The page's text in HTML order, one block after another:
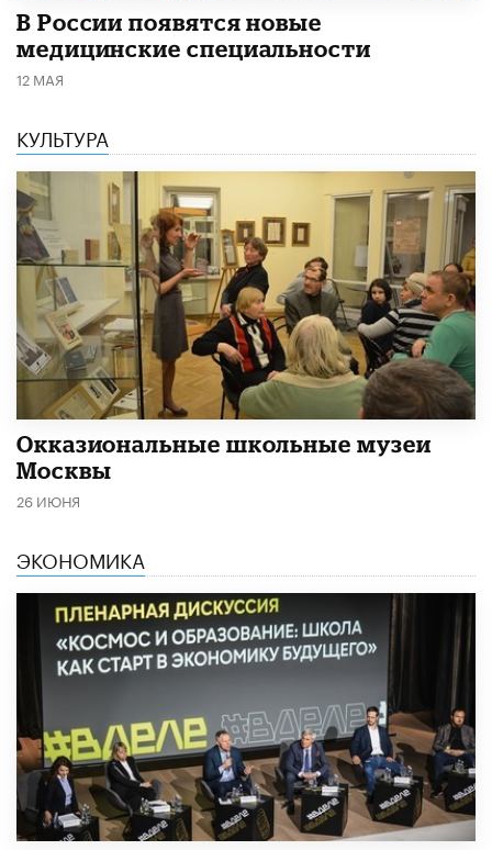
В России появятся новые
медицинские специальности
12 МАЯ
КУЛЬТУРА
​Окказиональные школьные музеи
Москвы
26 ИЮНЯ
ЭКОНОМИКА